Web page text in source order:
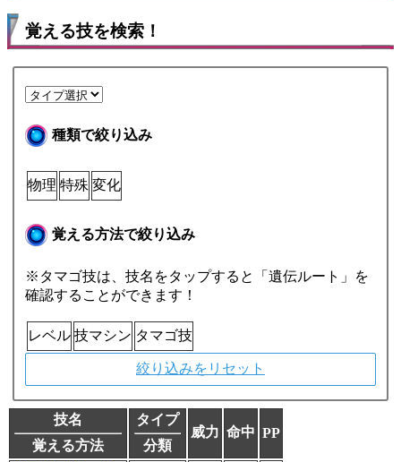
覚える技を検索！
種類で絞り込み
物理 特殊 変化
覚える方法で絞り込み
※タマゴ技は、技名をタップすると「遺伝ルート」を
確認することができます！
レベル 技マシン タマゴ技
絞り込みをリセット
技名
覚える方法
タイプ
分類
威力 命中 PP